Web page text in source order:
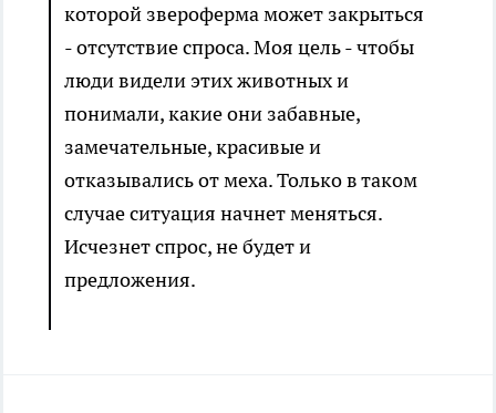
которой звероферма может закрыться
- отсутствие спроса. Моя цель - чтобы
люди видели этих животных и
понимали, какие они забавные,
замечательные, красивые и
отказывались от меха. Только в таком
случае ситуация начнет меняться.
Исчезнет спрос, не будет и
предложения.